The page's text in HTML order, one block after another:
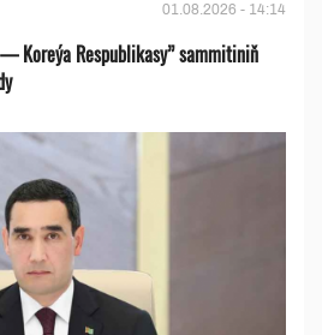
01.08.2026 - 14:14
Koreýa Respublikasy” sammitiniň